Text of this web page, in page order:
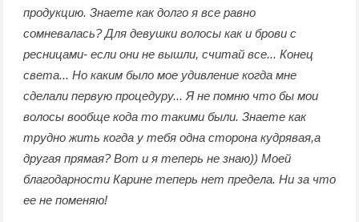
продукцию. Знаете как долго я все равно
сомневалась? Для девушки волосы как и брови с
ресницами- если они не вышли, считай все... Конец
света... Но каким было мое удивление когда мне
сделали первую процедуру... Я не помню что бы мои
волосы вообще кода то такими были. Знаете как
трудно жить когда у тебя одна сторона кудрявая,а
другая прямая? Вот и я теперь не знаю)) Моей
благодарности Карине теперь нет предела. Ни за что
ее не поменяю!